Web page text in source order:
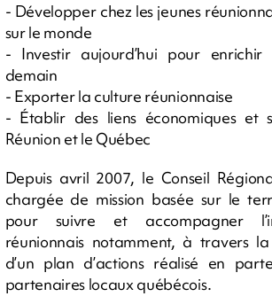
- Développer chez les jeunes
sur le monde
- Investir aujourd’hui pour
demain
- Exporter la culture réunionnaise
- Établir des liens économiques et
Réunion et le Québec
Depuis avril 2007, le Conseil
chargée de mission basée sur le
pour suivre et accompagner
réunionnais notamment, à travers
d’un plan d’actions réalisé en
partenaires locaux québécois.